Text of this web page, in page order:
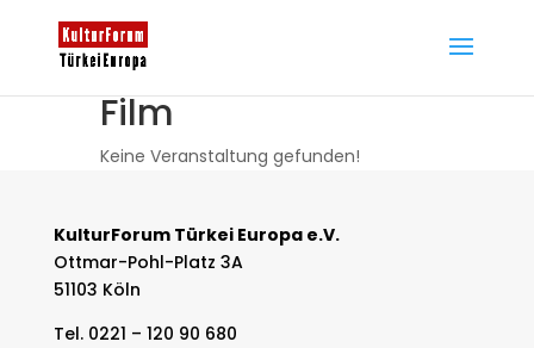
Film
Keine Veranstaltung gefunden!
KulturForum Türkei Europa e.V.
Ottmar-Pohl-Platz 3A
51103 Köln
Tel. 0221 – 120 90 680